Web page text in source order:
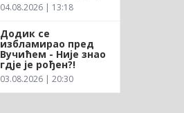
04.08.2026 | 13:18
Додик се
избламирао пред
Вучићем - Није знао
гдје је рођен?!
03.08.2026 | 20:30